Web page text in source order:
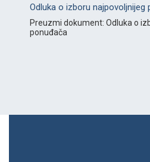
Odluka o izboru najpovoljnijeg
Preuzmi dokument: Odluka o
ponuđača